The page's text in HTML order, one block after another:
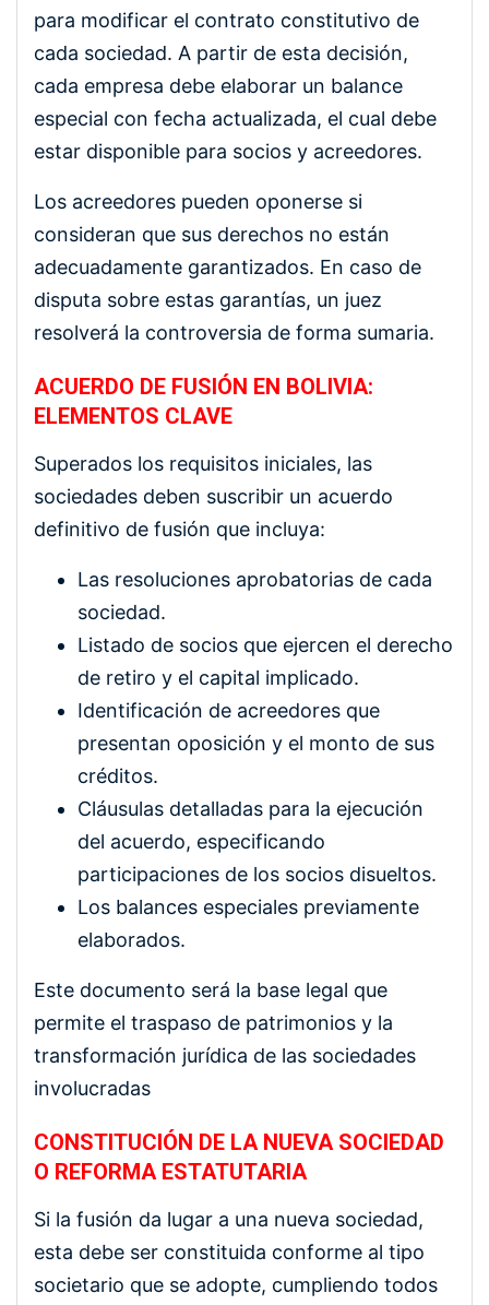
para modificar el contrato constitutivo de
cada sociedad. A partir de esta decisión,
cada empresa debe elaborar un balance
especial con fecha actualizada, el cual debe
estar disponible para socios y acreedores.
Los acreedores pueden oponerse si
consideran que sus derechos no están
adecuadamente garantizados. En caso de
disputa sobre estas garantías, un juez
resolverá la controversia de forma sumaria.
ACUERDO DE FUSIÓN EN BOLIVIA:
ELEMENTOS CLAVE
Superados los requisitos iniciales, las
sociedades deben suscribir un acuerdo
definitivo de fusión que incluya:
Las resoluciones aprobatorias de cada
sociedad.
Listado de socios que ejercen el derecho
de retiro y el capital implicado.
Identificación de acreedores que
presentan oposición y el monto de sus
créditos.
Cláusulas detalladas para la ejecución
del acuerdo, especificando
participaciones de los socios disueltos.
Los balances especiales previamente
elaborados.
Este documento será la base legal que
permite el traspaso de patrimonios y la
transformación jurídica de las sociedades
involucradas
CONSTITUCIÓN DE LA NUEVA SOCIEDAD
O REFORMA ESTATUTARIA
Si la fusión da lugar a una nueva sociedad,
esta debe ser constituida conforme al tipo
societario que se adopte, cumpliendo todos